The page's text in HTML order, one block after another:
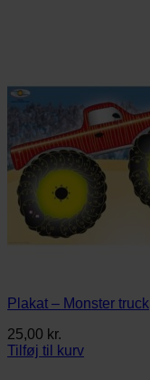
Plakat – Monster truck
25,00 kr.
Tilføj til kurv